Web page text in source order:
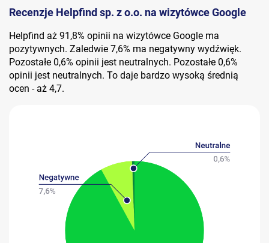
Recenzje Helpfind sp. z o.o. na wizytówce Google
Helpfind aż 91,8% opinii na wizytówce Google ma
pozytywnych. Zaledwie 7,6% ma negatywny wydźwięk.
Pozostałe 0,6% opinii jest neutralnych. Pozostałe 0,6%
opinii jest neutralnych. To daje bardzo wysoką średnią
ocen - aż 4,7.